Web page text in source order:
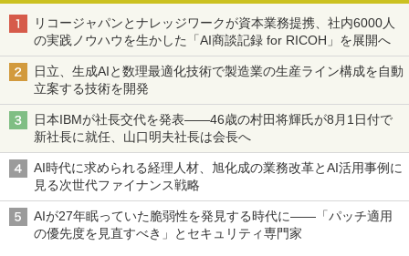
リコージャパンとナレッジワークが資本業務提携、社内6000人
の実践ノウハウを生かした「AI商談記録 for RICOH」を展開へ
日立、生成AIと数理最適化技術で製造業の生産ライン構成を自動
立案する技術を開発
日本IBMが社長交代を発表――46歳の村田将輝氏が8月1日付で
新社長に就任、山口明夫社長は会長へ
AI時代に求められる経理人材、旭化成の業務改革とAI活用事例に
見る次世代ファイナンス戦略
AIが27年眠っていた脆弱性を発見する時代に――「パッチ適用
の優先度を見直すべき」とセキュリティ専門家